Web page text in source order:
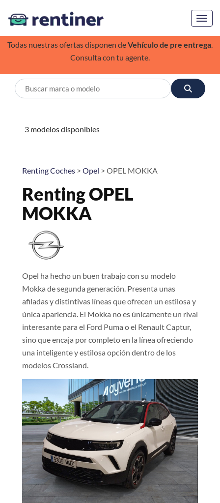
Todas nuestras ofertas disponen deVehículo de pre entrega.
Consulta con tu agente.
3 modelos disponibles
Renting Coches > Opel > OPEL MOKKA
Renting OPEL
MOKKA
Opel ha hecho un buen trabajo con su modelo
Mokka de segunda generación. Presenta unas
afiladas y distintivas líneas que ofrecen un estilosa y
única apariencia. El Mokka no es únicamente un rival
interesante para el Ford Puma o el Renault Captur,
sino que encaja por completo en la línea ofreciendo
una inteligente y estilosa opción dentro de los
modelos Crossland.